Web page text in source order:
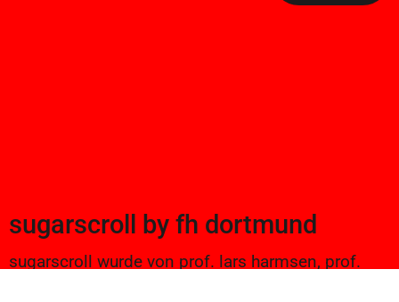
sugarscroll by fh dortmund
sugarscroll wurde von prof. lars harmsen, prof.